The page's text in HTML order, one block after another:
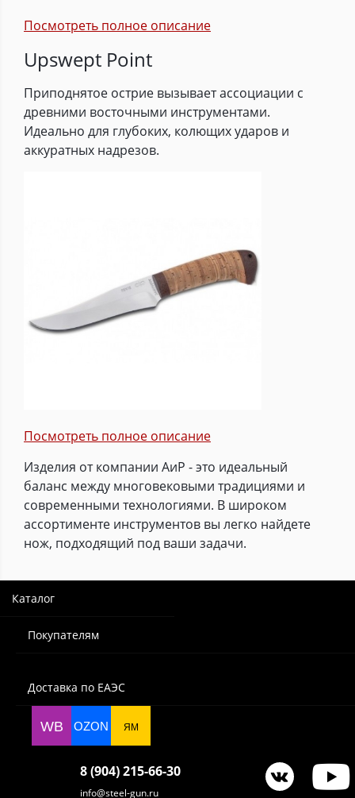
Посмотреть полное описание
Upswept Point
Приподнятое острие вызывает ассоциации с
древними восточными инструментами.
Идеально для глубоких, колющих ударов и
аккуратных надрезов.
Посмотреть полное описание
Изделия от компании АиР - это идеальный
баланс между многовековыми традициями и
современными технологиями. В широком
ассортименте инструментов вы легко найдете
нож, подходящий под ваши задачи.
Каталог
Покупателям
Доставка по ЕАЭС
WB OZON ЯМ
8 (904) 215-66-30
info@steel-gun.ru